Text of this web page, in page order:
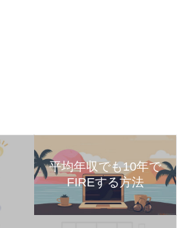
平均年収でも10年で
FIREする方法